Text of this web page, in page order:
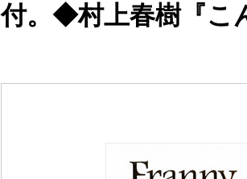
付。◆村上春樹『こ